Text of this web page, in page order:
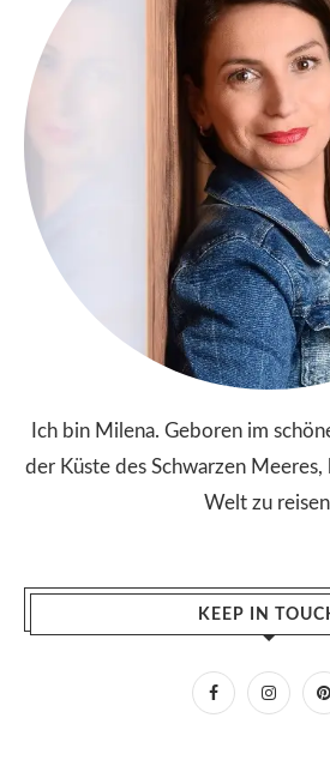
Ich bin Milena. Geboren im
der Küste des Schwarzen
Welt zu
KEEP IN